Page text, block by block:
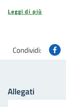
Leggi di più
Condividi:
Allegati